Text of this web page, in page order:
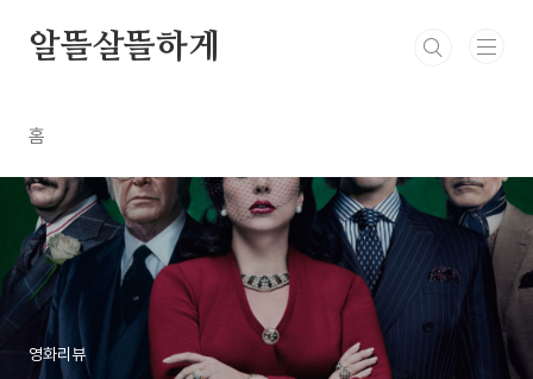
알뜰살뜰하게
홈
영화리뷰